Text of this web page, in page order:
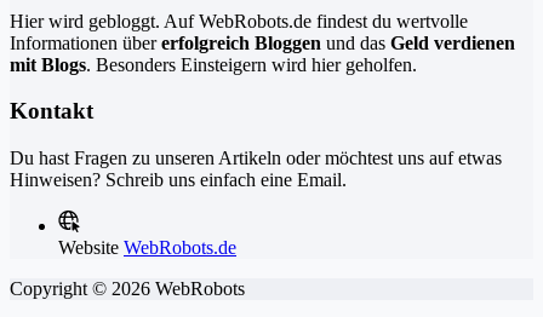
Hier wird gebloggt. Auf WebRobots.de findest du wertvolle
Informationen übererfolgreich Bloggen und das Geld verdienen
mit Blogs. Besonders Einsteigern wird hier geholfen.
Kontakt
Du hast Fragen zu unseren Artikeln oder möchtest uns auf etwas
Hinweisen? Schreib uns einfach eine Email.
Website WebRobots.de
Copyright © 2026 WebRobots